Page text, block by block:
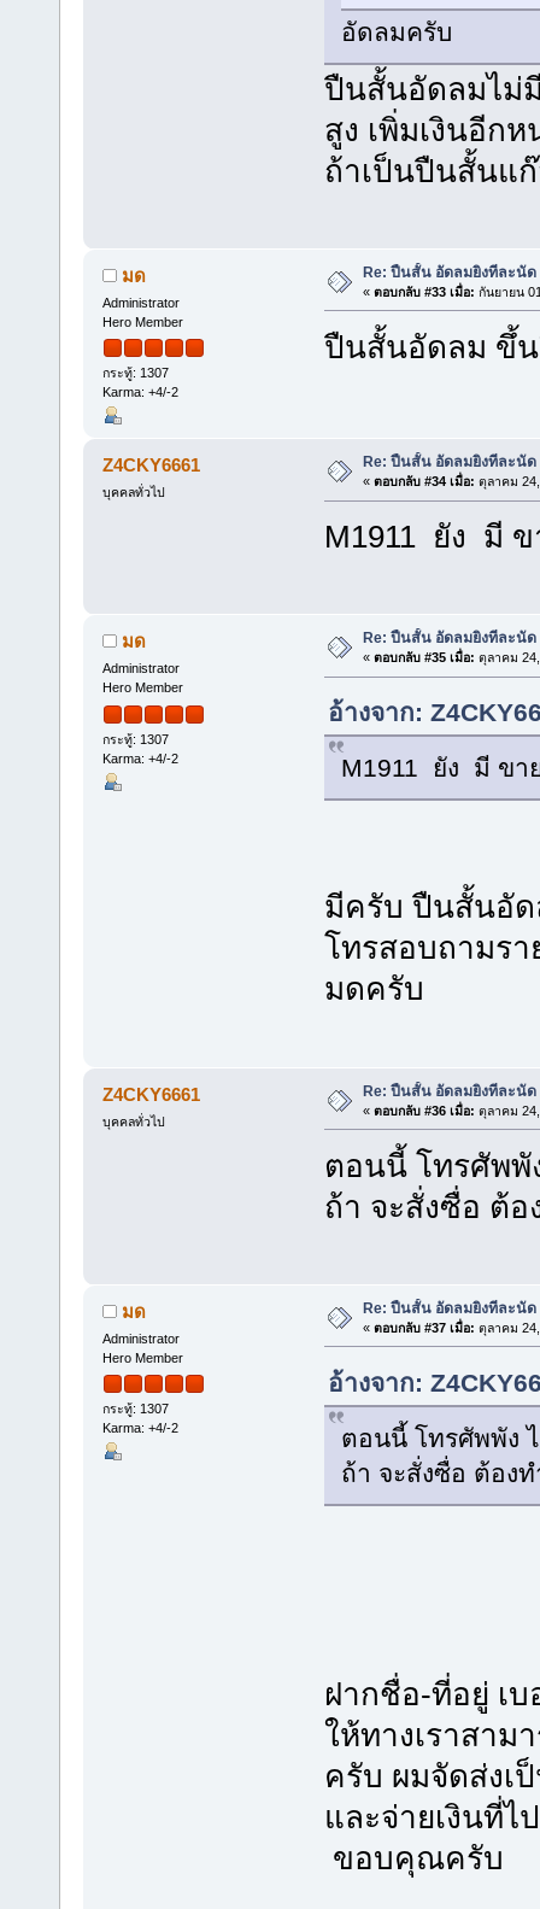
อัดลมครับ
ปืนสั้นอัดลมไม่
สูง เพิ่มเงินอีก
ถ้าเป็นปืนสั้นแ
มด
Administrator
Hero Member
กระทู้: 1307
Karma: +4/-2
Re: ปืนสั้น อัดลมยิงทีละนัด
« ตอบกลับ #33 เมื่อ: กันยายน
ปืนสั้นอัดลม ขึ้น
Z4CKY6661
บุคคลทั่วไป
Re: ปืนสั้น อัดลมยิงทีละนัด
« ตอบกลับ #34 เมื่อ: ตุลาคม
M1911 ยัง มี
มด
Administrator
Hero Member
กระทู้: 1307
Karma: +4/-2
Re: ปืนสั้น อัดลมยิงทีละนัด
« ตอบกลับ #35 เมื่อ: ตุลาคม
อ้างจาก:
M1911 ยัง มี ขา
มีครับ ปืนสั้นอัด
โทรสอบถามรา
มดครับ
Z4CKY6661
บุคคลทั่วไป
Re: ปืนสั้น อัดลมยิงทีละนัด
« ตอบกลับ #36 เมื่อ: ตุลาคม
ตอนนี้ โทรศัพพั
ถ้า จะสั่งซื่อ ต้อ
มด
Administrator
Hero Member
กระทู้: 1307
Karma: +4/-2
Re: ปืนสั้น อัดลมยิงทีละนัด
« ตอบกลับ #37 เมื่อ: ตุลาคม
อ้างจาก:
ตอนนี้ โทรศัพพัง
ถ้า จะสั่งซื่อ ต้อง
ฝากชื่อ-ที่อยู่ เ
ให้ทางเราสา
ครับ ผมจัดส่งเ
และจ่ายเงินที่ไ
ขอบคุณครับ